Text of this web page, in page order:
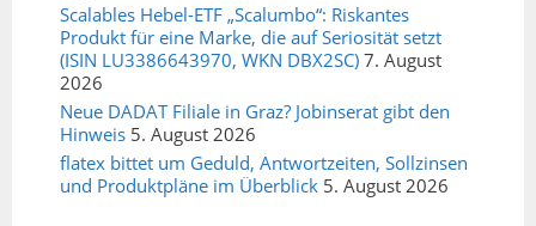
Scalables Hebel-ETF „Scalumbo“: Riskantes
Produkt für eine Marke, die auf Seriosität setzt
(ISIN LU3386643970, WKN DBX2SC) 7. August
2026
Neue DADAT Filiale in Graz? Jobinserat gibt den
Hinweis 5. August 2026
flatex bittet um Geduld, Antwortzeiten, Sollzinsen
und Produktpläne im Überblick 5. August 2026